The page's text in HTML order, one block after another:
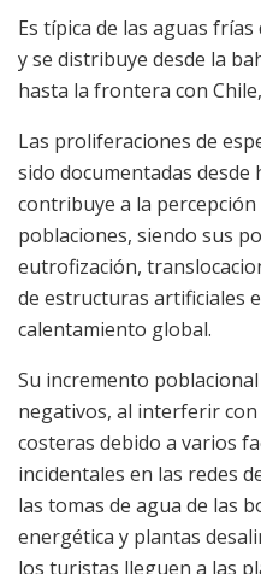
Es típica de las aguas
y se distribuye desde la
hasta la frontera con
Las proliferaciones de
sido documentadas desde
contribuye a la
poblaciones, siendo sus
eutrofización,
de estructuras artificiales
calentamiento global.
Su incremento
negativos, al interferir con
costeras debido a varios
incidentales en las redes
las tomas de agua de las
energética y plantas
los turistas lleguen a las